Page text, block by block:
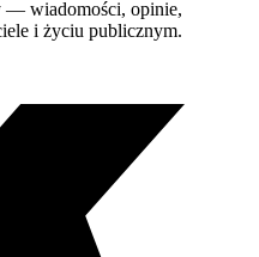
— wiadomości, opinie,
i życiu publicznym.